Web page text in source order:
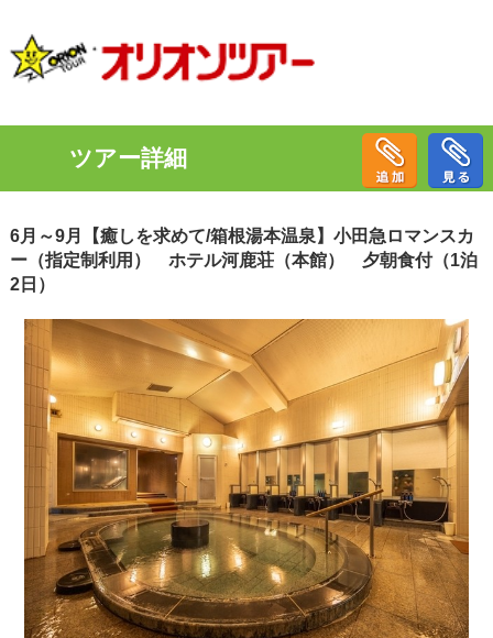
ツアー詳細
6月～9月【癒しを求めて/箱根湯本温泉】小田急ロマンスカ
ー（指定制利用） ホテル河鹿荘（本館） 夕朝食付（1泊
2日）